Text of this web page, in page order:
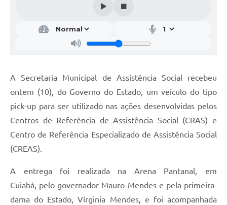
A Secretaria Municipal de Assistência Social recebeu
ontem (10), do Governo do Estado, um veículo do tipo
pick-up para ser utilizado nas ações desenvolvidas pelos
Centros de Referência de Assistência Social (CRAS) e
Centro de Referência Especializado de Assistência Social
(CREAS).
A entrega foi realizada na Arena Pantanal, em
Cuiabá, pelo governador Mauro Mendes e pela primeira-
dama do Estado, Vírginia Mendes, e foi acompanhada